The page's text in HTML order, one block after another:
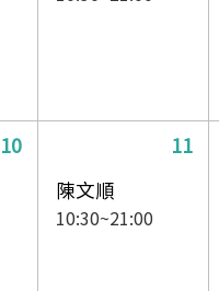
10
11
陳文順
10:30~21:00